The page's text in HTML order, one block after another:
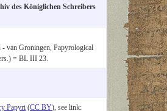
des Königlichen Schreibers
van Groningen, Papyrological
= BL III 23.
Papyri (CC BY), see link: